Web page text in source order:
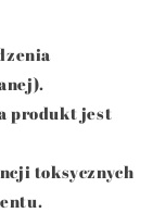
produkt jest
toksycznych